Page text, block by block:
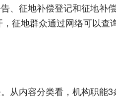
、征地补偿登记和征地补
征地群众通过网络可以查
从内容分类看，机构职能3